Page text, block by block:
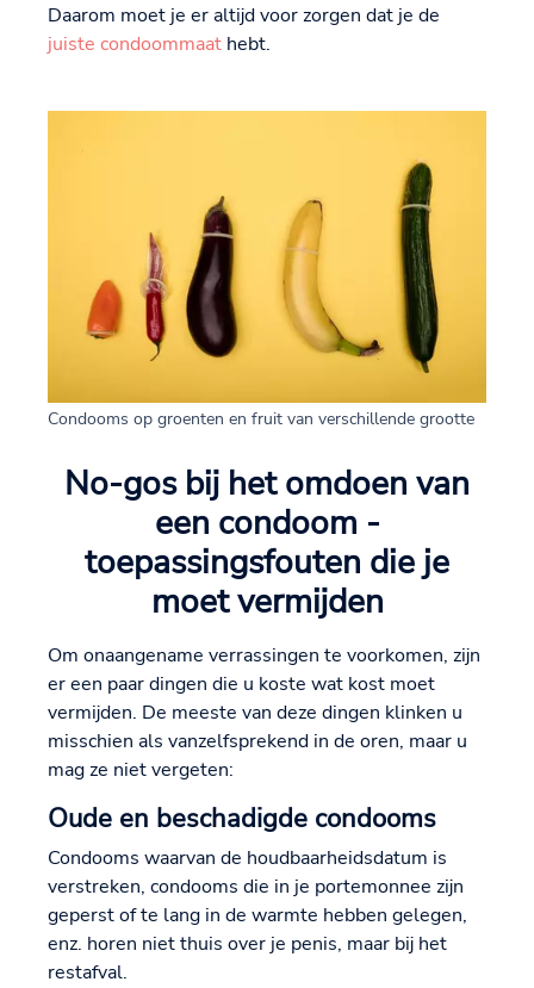
Daarom moet je er altijd voor zorgen dat je de
juiste condoommaat hebt.
Condooms op groenten en fruit van verschillende grootte
No-gos bij het omdoen van
een condoom -
toepassingsfouten die je
moet vermijden
Om onaangename verrassingen te voorkomen, zijn
er een paar dingen die u koste wat kost moet
vermijden. De meeste van deze dingen klinken u
misschien als vanzelfsprekend in de oren, maar u
mag ze niet vergeten:
Oude en beschadigde condooms
Condooms waarvan de houdbaarheidsdatum is
verstreken, condooms die in je portemonnee zijn
geperst of te lang in de warmte hebben gelegen,
enz. horen niet thuis over je penis, maar bij het
restafval.